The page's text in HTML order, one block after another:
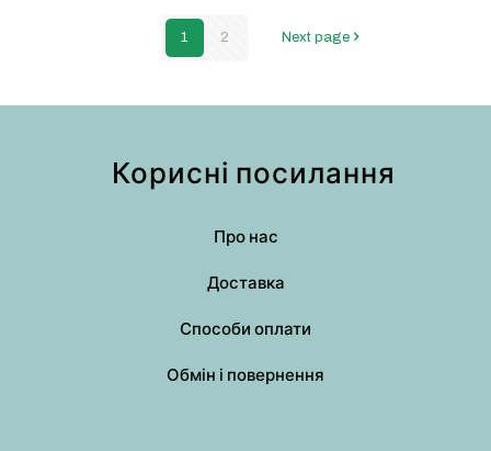
1 2 Next page
Корисні посилання
Про нас
Доставка
Способи оплати
Обмін і повернення